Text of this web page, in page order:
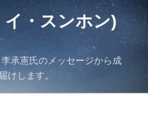
・スンホン)
承憲氏のメッセージから成
けします。